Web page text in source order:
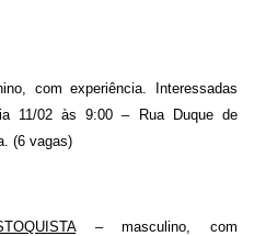
com experiência. Interessadas
11/02 às 9:00 – Rua Duque de
(6 vagas)
– masculino, com